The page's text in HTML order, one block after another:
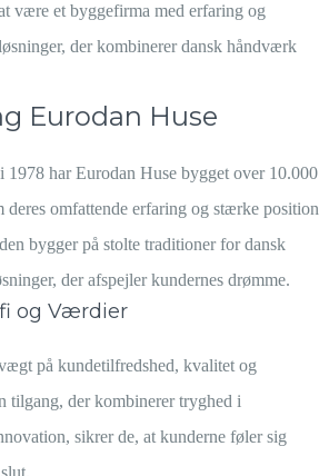
være et byggefirma med erfaring og
der kombinerer dansk håndværk
Eurodan Huse
1978 har Eurodan Huse bygget over 10.000
deres omfattende erfaring og stærke position
bygger på stolte traditioner for dansk
der afspejler kundernes drømme.
og Værdier
på kundetilfredshed, kvalitet og
tilgang, der kombinerer tryghed i
sikrer de, at kunderne føler sig